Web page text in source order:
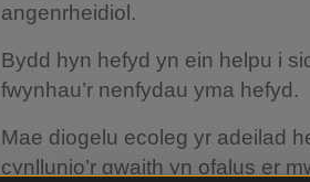
angenrheidiol.
Bydd hyn hefyd yn ein helpu i
fwynhau’r nenfydau yma hefyd.
Mae diogelu ecoleg yr adeilad
cynllunio’r gwaith yn ofalus er